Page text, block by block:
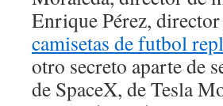
Enrique Pérez,
camisetas de futbol
otro secreto aparte de
de SpaceX, de Tesla